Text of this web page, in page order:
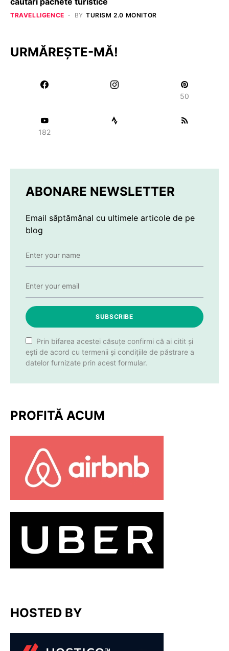
TRAVELLIGENCE BY TURISM 2.0 MONITOR
URMĂREȘTE-MĂ!
50
182
ABONARE NEWSLETTER
Email săptămânal cu ultimele articole de pe
blog
SUBSCRIBE
Prin bifarea acestei căsuțe confirmi că ai citit și
ești de acord cu termenii și condițiile de păstrare a
datelor furnizate prin acest formular.
PROFITĂ ACUM
HOSTED BY